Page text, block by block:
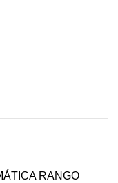
RANGO